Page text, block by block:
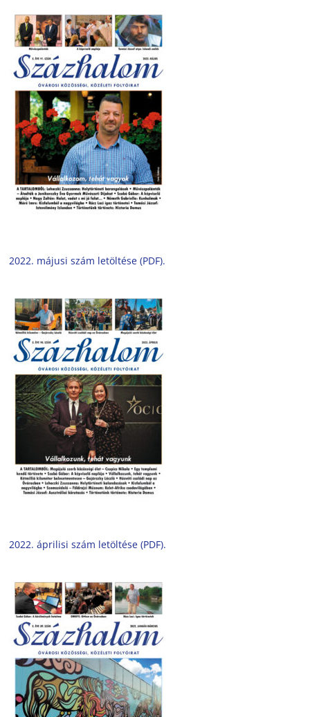
2022. májusi szám letöltése (PDF).
2022. áprilisi szám letöltése (PDF).